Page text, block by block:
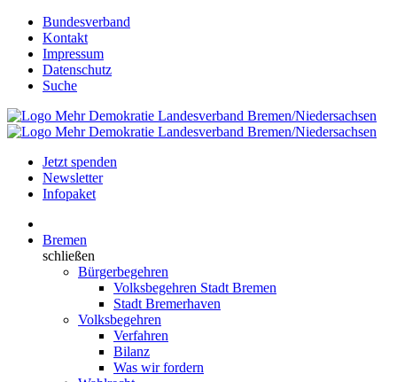
Bundesverband
Kontakt
Impressum
Datenschutz
Suche
Jetzt spenden
Newsletter
Infopaket
Bremen
schließen
Bürgerbegehren
Volksbegehren Stadt Bremen
Stadt Bremerhaven
Volksbegehren
Verfahren
Bilanz
Was wir fordern